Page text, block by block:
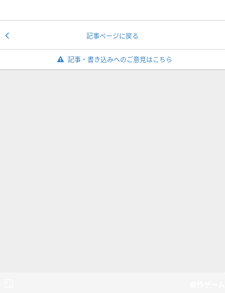
記事ページに戻る
記事・書き込みへのご意見はこちら